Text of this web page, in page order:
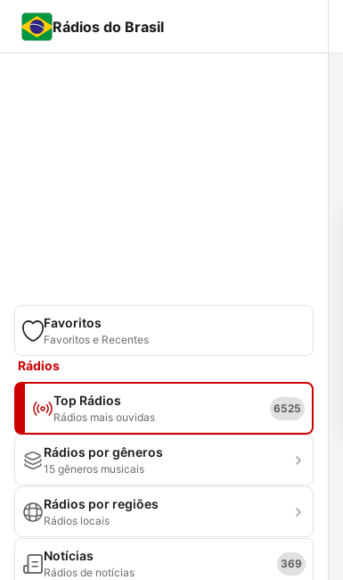
Rádios do Brasil
Favoritos
Favoritos e Recentes
Rádios
Top Rádios
Rádios mais ouvidas
6525
Rádios por gêneros
15 gêneros musicais
Rádios por regiões
Rádios locais
Notícias
Rádios de notícias
369